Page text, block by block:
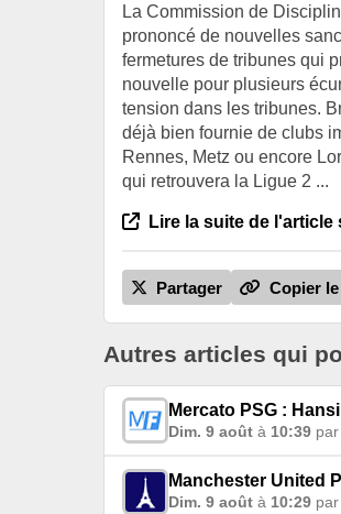
La Commission de
prononcé de nouvelles
fermetures de tribunes qui
nouvelle pour plusieurs
tension dans les tribunes.
déjà bien fournie de clubs
Rennes, Metz ou encore
qui retrouvera la Ligue 2 ...
Lire la suite de l'article
Partager Copier
Autres articles qui
Mercato PSG :
Dim. 9 août à 10:39 par
Manchester United
Dim. 9 août à 10:29 par